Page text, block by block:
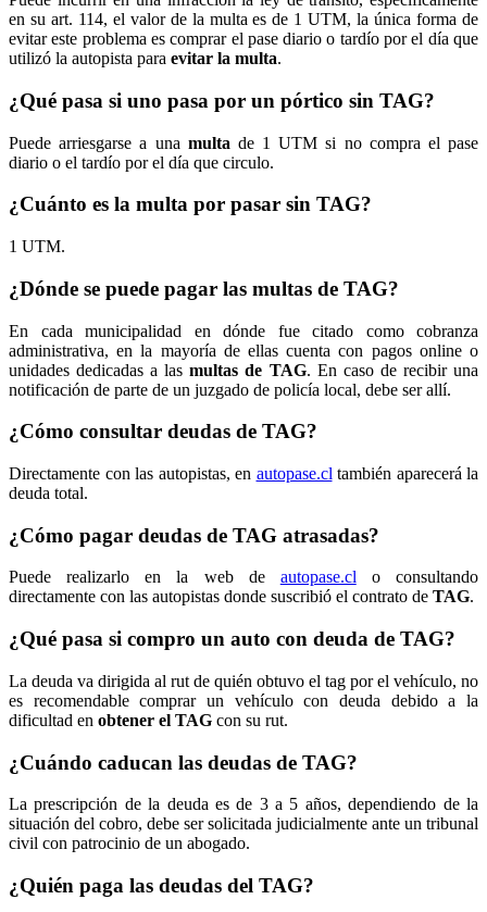
en su art. 114, el valor de la multa es de 1 UTM, la única forma de
evitar este problema es comprar el pase diario o tardío por el día que
utilizó la autopista para evitar la multa.
¿Qué pasa si uno pasa por un pórtico sin TAG?
Puede arriesgarse a una multa de 1 UTM si no compra el pase
diario o el tardío por el día que circulo.
¿Cuánto es la multa por pasar sin TAG?
1 UTM.
¿Dónde se puede pagar las multas de TAG?
En cada municipalidad en dónde fue citado como cobranza
administrativa, en la mayoría de ellas cuenta con pagos online o
unidades dedicadas a lasmultas de TAG. En caso de recibir una
notificación de parte de un juzgado de policía local, debe ser allí.
¿Cómo consultar deudas de TAG?
Directamente con las autopistas, en autopase.cl también aparecerá la
deuda total.
¿Cómo pagar deudas de TAG atrasadas?
Puede realizarlo en la web de autopase.clo consultando
directamente con las autopistas donde suscribió el contrato de TAG.
¿Qué pasa si compro un auto con deuda de TAG?
La deuda va dirigida al rut de quién obtuvo el tag por el vehículo, no
es recomendable comprar un vehículo con deuda debido a la
dificultad en obtener el TAG con su rut.
¿Cuándo caducan las deudas de TAG?
La prescripción de la deuda es de 3 a 5 años, dependiendo de la
situación del cobro, debe ser solicitada judicialmente ante un tribunal
civil con patrocinio de un abogado.
¿Quién paga las deudas del TAG?